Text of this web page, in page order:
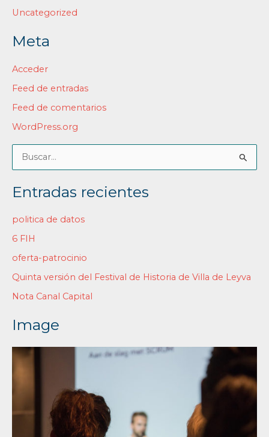
Uncategorized
Meta
Acceder
Feed de entradas
Feed de comentarios
WordPress.org
s
p
o
r
Entradas recientes
politica de datos
6 FIH
oferta-patrocinio
Quinta versión del Festival de Historia de Villa de Leyva
Nota Canal Capital
Image